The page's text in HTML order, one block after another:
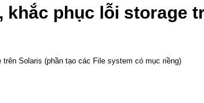
khắc phục lỗi storage
Solaris (phần tạo các File system có mục riềng)